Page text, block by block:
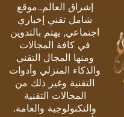
إشراق العالم..موقع
شامل تقني إخباري
اجتماعي, يهتم بالتدوين
في كافة المجالات
ومنها المجال التقني
والذكاء المنزلي وأدوات
التقنية وغير ذلك من
المجالات التقنية
والتكنولوجية والعامة.